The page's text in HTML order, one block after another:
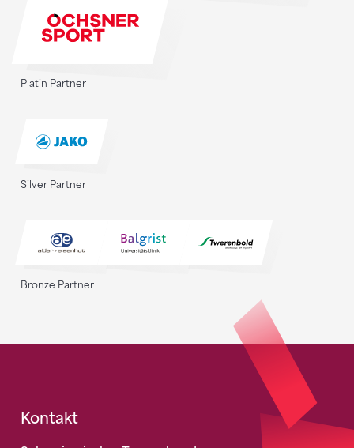
Platin Partner
Silver Partner
Bronze Partner
Fusszeile
Kontakt